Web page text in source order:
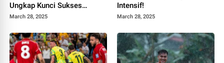
Ungkap Kunci Sukses
Garuda!
March 28, 2025
Intensif!
March 28, 2025